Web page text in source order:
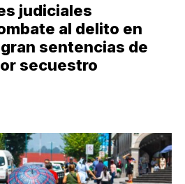
judiciales
al delito en
sentencias de
secuestro